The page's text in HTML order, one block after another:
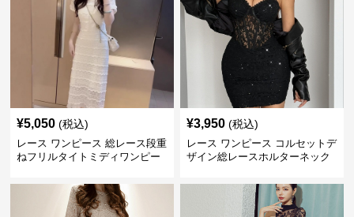
¥5,050 (税込)
レース ワンピース 総レース段重
ねフリルタイトミディワンピー
¥3,950 (税込)
レース ワンピース コルセットデ
ザイン総レースホルターネック